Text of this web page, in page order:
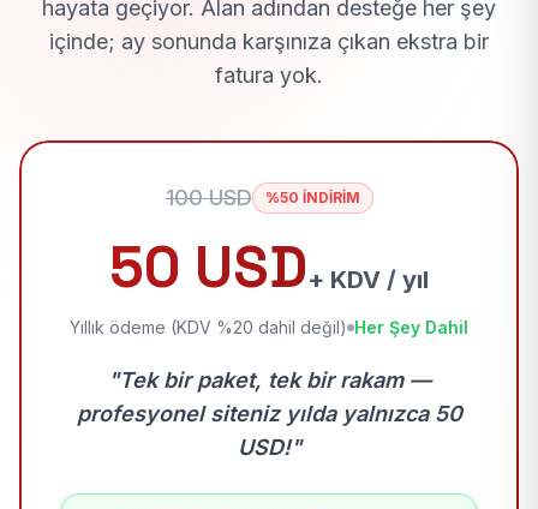
hayata geçiyor. Alan adından desteğe her şey
içinde; ay sonunda karşınıza çıkan ekstra bir
fatura yok.
100 USD %50 İNDİRİM
50 USD+ KDV / yıl
Yıllık ödeme (KDV %20 dahil değil) Her Şey Dahil
"Tek bir paket, tek bir rakam —
profesyonel siteniz yılda yalnızca 50
USD!"